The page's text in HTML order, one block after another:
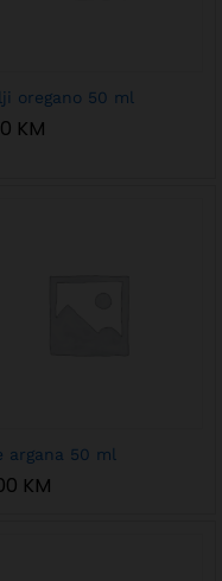
oregano 50 ml
KM
argana 50 ml
KM